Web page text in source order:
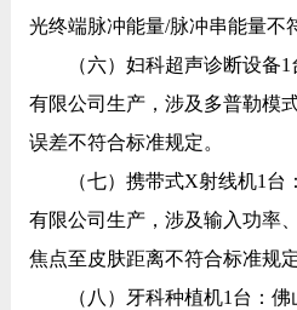
光终端脉冲能量/脉冲串能量不
（六）妇科超声诊断设备1
有限公司生产，涉及多普勒模
误差不符合标准规定。
（七）携带式X射线机1台
有限公司生产，涉及输入功率
焦点至皮肤距离不符合标准规定
（八）牙科种植机1台：佛